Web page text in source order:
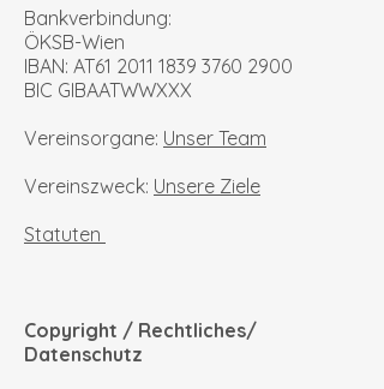
Bankverbindung:
ÖKSB-Wien
IBAN: AT61 2011 1839 3760 2900
BIC GIBAATWWXXX
Vereinsorgane: Unser Team
Vereinszweck: Unsere Ziele
Statuten
Copyright / Rechtliches/
Datenschutz